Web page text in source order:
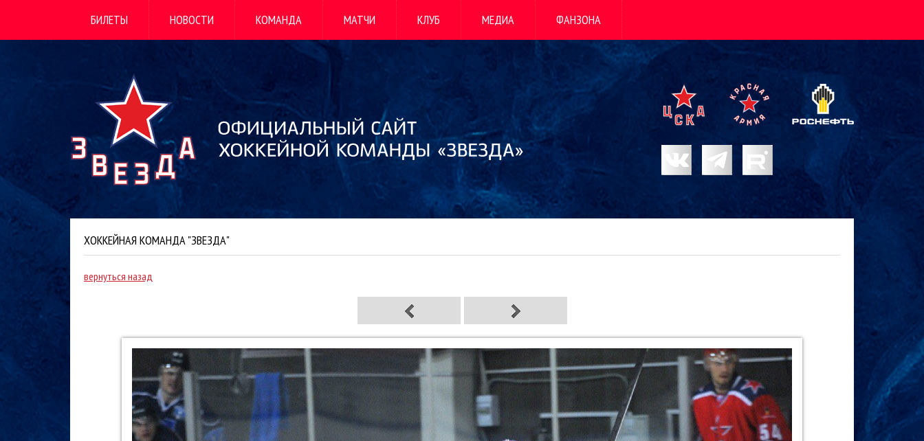
БИЛЕТЫ НОВОСТИ КОМАНДА МАТЧИ КЛУБ МЕДИА ФАНЗОНА
ХОККЕЙНАЯ КОМАНДА "ЗВЕЗДА"
вернуться назад